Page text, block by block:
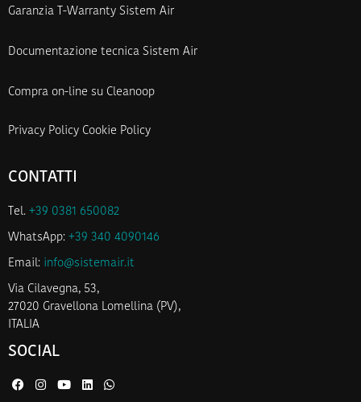
Garanzia T-Warranty Sistem Air
Documentazione tecnica Sistem Air
Compra on-line su Cleanoop
Privacy Policy Cookie Policy
CONTATTI
Tel. +39 0381 650082
WhatsApp: +39 340 4090146
Email: info@sistemair.it
Via Cilavegna, 53,
27020 Gravellona Lomellina (PV),
ITALIA
SOCIAL